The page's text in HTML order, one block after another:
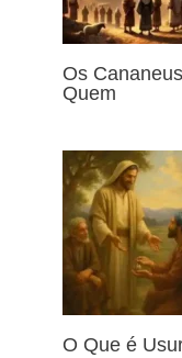
Os
Quem
O Que é